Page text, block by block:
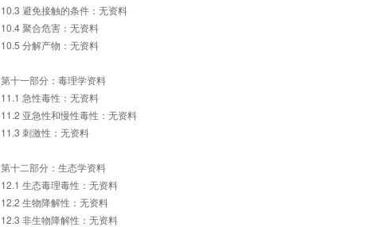
10.3 避免接触的条件：无资料
10.4 聚合危害：无资料
10.5 分解产物：无资料
第十一部分：毒理学资料
11.1 急性毒性：无资料
11.2 亚急性和慢性毒性：无资料
11.3 刺激性：无资料
第十二部分：生态学资料
12.1 生态毒理毒性：无资料
12.2 生物降解性：无资料
12.3 非生物降解性：无资料